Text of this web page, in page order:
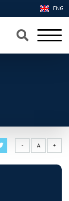
×
×
ENG
- A +